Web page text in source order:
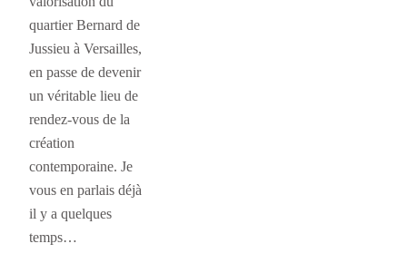
quartier Bernard de
Jussieu à Versailles,
en passe de devenir
un véritable lieu de
rendez-vous de la
création
contemporaine. Je
vous en parlais déjà
il y a quelques
temps…